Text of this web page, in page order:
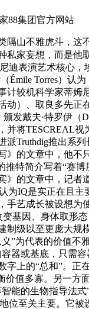
88集团官方网站
山不雅虎斗，这不
私家妄想，而是他
尼迪表演艺术核心
Émile Torres）认
计较机科学家蒂姆
动）、取良多先正
》颁发戴夫·特罗
并将TESCREAL
派Truthdig推出系
》的文章中，他不
的推特简介写着“赛
》的文章中，记者
为IQ是实正在且
手艺成长被设想
变基因、身体取
制级以至更庞大规
”为代表的价值不
器或基底，只需
字上的“总和”。
价值多寡。另一方
能的生物指导法
位至关主要。它被